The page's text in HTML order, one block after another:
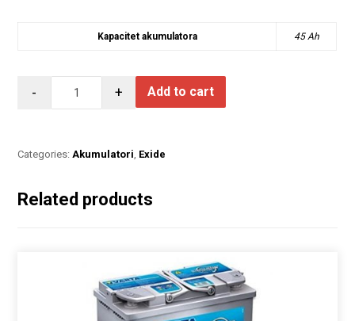
Kapacitet akumulatora 45 Ah
- + Add to cart
Categories: Akumulatori Exide
Related products